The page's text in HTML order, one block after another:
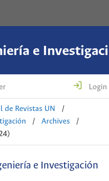
e
Login
de Revistas UN
/
/ Archives
/
e Investigación